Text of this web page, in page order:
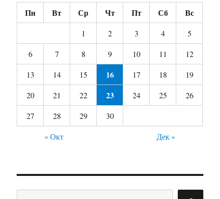
Пн Вт Ср Чт Пт Сб Вс
1 2 3 4
5
6
7 8 9 10 11
12
13
14 15 16 17 18
19
20
21 22 23 24 25
26
27
28 29
30
« Окт
Дек »